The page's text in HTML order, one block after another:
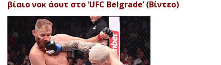
βίαιο νοκ άουτ στο ‘UFC Belgrade’ (Βίντεο)